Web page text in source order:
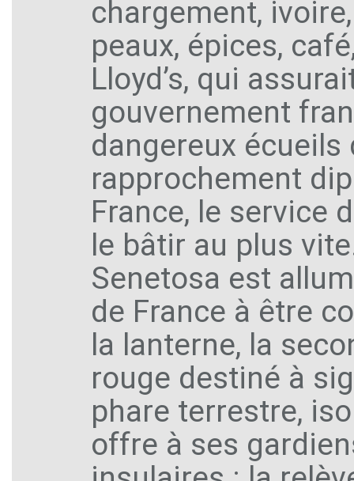
chargement,
peaux, épices,
Lloyd’s, qui
gouvernement
dangereux
rapprochement
France, le service
le bâtir au plus
Senetosa est
de France à être
la lanterne, la
rouge destiné à
phare terrestre,
offre à ses